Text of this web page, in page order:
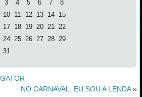
3 4 5 6 7
8
10 11 12 13 14
15
17 18 19 20 21
22
24 25 26 27 28
29
31
NO CARNAVAL, EU SOU A LENDA»